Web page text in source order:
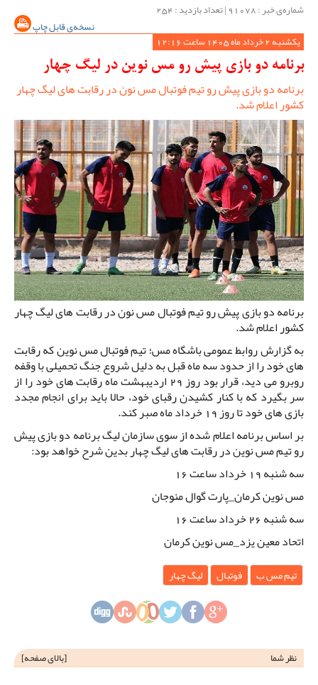
شماره‌ی خبر : ‌91078 | تعداد بازدید : 254
نسخه‌ی قابل چاپ
یکشنبه 2 خرداد ماه 1405 ساعت 12:16
برنامه دو بازی پیش رو مس نوین در لیگ چهار
برنامه دو بازی پیش رو تیم فوتبال مس نون در رقابت های لیگ چهار
کشور اعلام شد.
برنامه دو بازی پیش رو تیم فوتبال مس نون در رقابت های لیگ چهار
کشور اعلام شد.
به گزارش روابط عمومی باشگاه مس؛ تیم فوتبال مس نوین که رقابت
های خود را از حدود سه ماه قبل به دلیل شروع جنگ تحمیلی با وقفه
روبرو می دید، قرار بود روز 29 اردیبهشت ماه رقابت های خود را از
سر بگیرد که با کنار کشیدن رقبای خود، حالا باید برای انجام مجدد
بازی های خود تا روز 19 خرداد ماه صبر کند.
بر اساس برنامه اعلام شده از سوی سازمان لیگ برنامه دو بازی پیش
رو تیم مس نوین در رقابت های لیگ چهار بدین شرح خواهد بود:
سه شنبه 19 خرداد ساعت 16
مس نوین کرمان_پارت گوال منوجان
سه شنبه 26 خرداد ساعت 16
اتحاد معین یزد_مس نوین کرمان
تیم مس ب فوتبال لیگ چهار
نظر شما [بالای صفحه]